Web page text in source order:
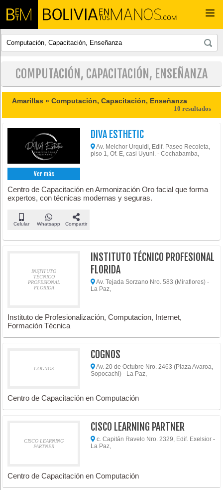
COMPUTACIÓN, CAPACITACIÓN, ENSEÑANZA
Amarillas »Computación, Capacitación, Enseñanza
10 resultados
Ver más
DIVA ESTHETIC
Av. Melchor Urquidi, Edif. Paseo Recoleta,
piso 1, Of. E, casi Uyuni. - Cochabamba,
Centro de Capacitación en Armonización Oro facial que forma
expertos, con técnicas modernas y seguras.
Celular Whatsapp Compartir
INSTITUTO
TÉCNICO
PROFESIONAL
FLORIDA
INSTITUTO TÉCNICO PROFESIONAL
FLORIDA
Av. Tejada Sorzano Nro. 583 (Miraflores) -
La Paz,
Instituto de Profesionalización, Computacion, Internet,
Formación Técnica
COGNOS
COGNOS
Av. 20 de Octubre Nro. 2463 (Plaza Avaroa,
Sopocachi) - La Paz,
Centro de Capacitación en Computación
CISCO LEARNING
PARTNER
CISCO LEARNING PARTNER
c. Capitán Ravelo Nro. 2329, Edif. Exelsior -
La Paz,
Centro de Capacitación en Computación